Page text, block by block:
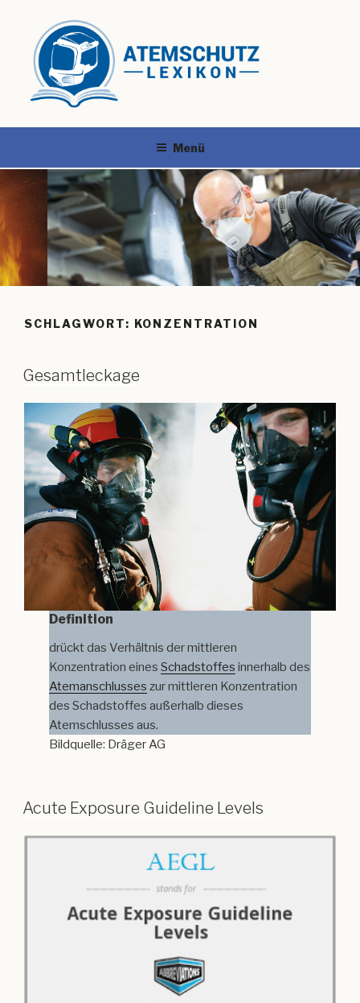
Menü
SCHLAGWORT: KONZENTRATION
Gesamtleckage
Definition
drückt das Verhältnis der mittleren
Konzentration einesSchadstoffes innerhalb des
Atemanschlusses zur mittleren Konzentration
des Schadstoffes außerhalb dieses
Atemschlusses aus.
Bildquelle: Dräger AG
Acute Exposure Guideline Levels